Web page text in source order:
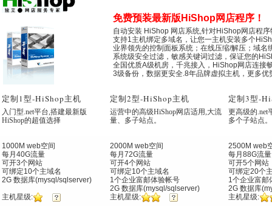
免费预装最新版HiShop网店程序！
自动安装 HiShop 网店系统,针对HiShop网店程序
支持1主机绑定多域名，让您一主机安装多个
业界领先的控制面板系统；在线压缩/解压；域名
系统级安全过滤，敏感关键词过滤，保证您的
全国优质A级机房，千兆接入，HiShop网店连接
3级备份，数据更安全.8年品牌虚拟主机，更多
定制1型-HiShop主机
入门型.net平台,搭建最新版
HiShop的超值选择
1000M web空间
每月40G流量
可开3个网站
可绑定10个主域名
2G 数据库(mysql/sqlserver)
主机星级:
定制2型-HiShop主机
运营中的高级HiShop网店适用,大流
量、多子站点。
2000M web空间
每月72G流量
可开4个网站
可绑定10个主域名
1个企业富邮体验帐号
2G 数据库(mysql/sqlserver)
主机星级:
定制3型-
更高级的.net
多个子站点。
2500M web
每月88G流量
可开5个网站
可绑定20个
1个企业富邮
2G 数据库
主机星级: